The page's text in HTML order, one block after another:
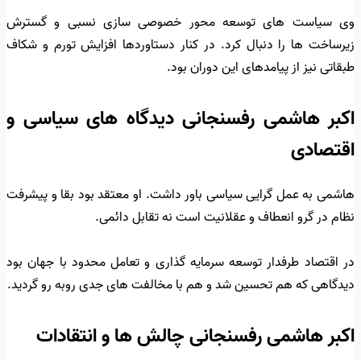
وی سیاست های توسعه محور خصوصی سازی نسبی و گسترش
زیرساخت ها را دنبال کرد. در کنار دستاوردها افزایش تورم و شکاف
طبقاتی نیز از پیامدهای این دوران بود.
اکبر هاشمی رفسنجانی دیدگاه های سیاسی و
اقتصادی
هاشمی به عمل گرایی سیاسی باور داشت. او معتقد بود بقا و پیشرفت
نظام در گرو انعطاف و عقلانیت است نه تقابل دائمی.
در اقتصاد طرفدار توسعه سرمایه گذاری و تعامل محدود با جهان بود
دیدگاهی که هم تحسین شد و هم با مخالفت های جدی روبه رو گردید.
اکبر هاشمی رفسنجانی چالش ها و انتقادات